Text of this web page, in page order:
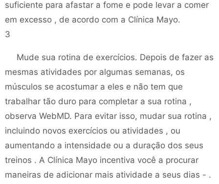
suficiente para afastar a fome e pode levar a comer
em excesso , de acordo com a Clínica Mayo.
3
Mude sua rotina de exercícios. Depois de fazer as
mesmas atividades por algumas semanas, os
músculos se acostumar a eles e não tem que
trabalhar tão duro para completar a sua rotina ,
observa WebMD. Para evitar isso, mudar sua rotina ,
incluindo novos exercícios ou atividades , ou
aumentando a intensidade ou a duração dos seus
treinos . A Clínica Mayo incentiva você a procurar
maneiras de adicionar mais atividade a seus dias - .